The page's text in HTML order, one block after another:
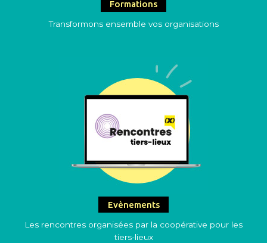
Formations
Transformons ensemble vos organisations
Evènements
Les rencontres organisées par la coopérative pour les
tiers-lieux